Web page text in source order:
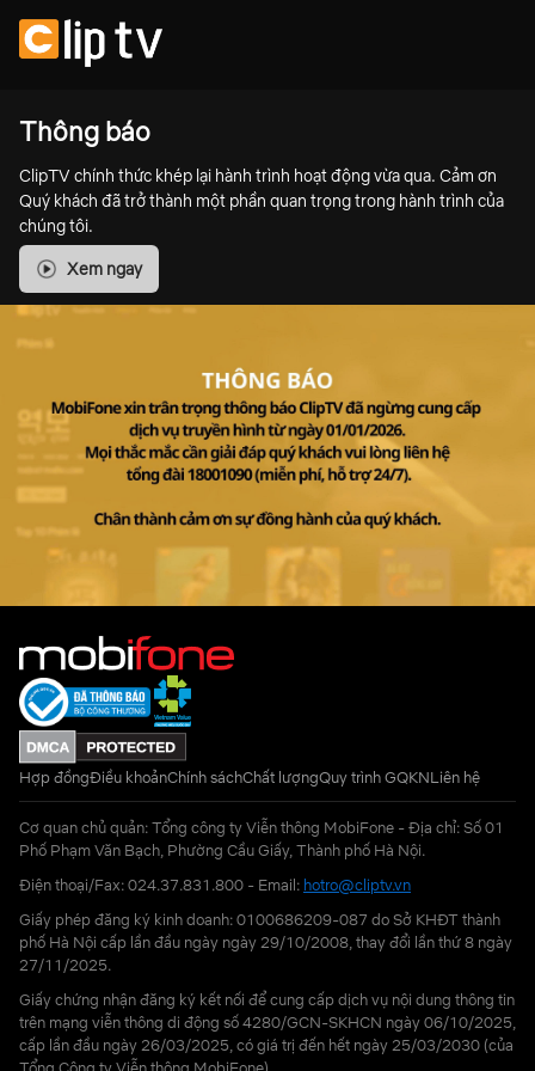
Thông báo
ClipTV chính thức khép lại hành trình hoạt động vừa qua. Cảm ơn
Quý khách đã trở thành một phần quan trọng trong hành trình của
chúng tôi.
Xem ngay
Hợp đồngĐiều khoảnChính sáchChất lượngQuy trình GQKNLiên hệ
Cơ quan chủ quản: Tổng công ty Viễn thông MobiFone - Địa chỉ: Số 01
Phố Phạm Văn Bạch, Phường Cầu Giấy, Thành phố Hà Nội.
Điện thoại/Fax: 024.37.831.800 - Email: hotro@cliptv.vn
Giấy phép đăng ký kinh doanh: 0100686209-087 do Sở KHĐT thành
phố Hà Nội cấp lần đầu ngày ngày 29/10/2008, thay đổi lần thứ 8 ngày
27/11/2025.
Giấy chứng nhận đăng ký kết nối để cung cấp dịch vụ nội dung thông tin
trên mạng viễn thông di động số 4280/GCN-SKHCN ngày 06/10/2025,
cấp lần đầu ngày 26/03/2025, có giá trị đến hết ngày 25/03/2030 (của